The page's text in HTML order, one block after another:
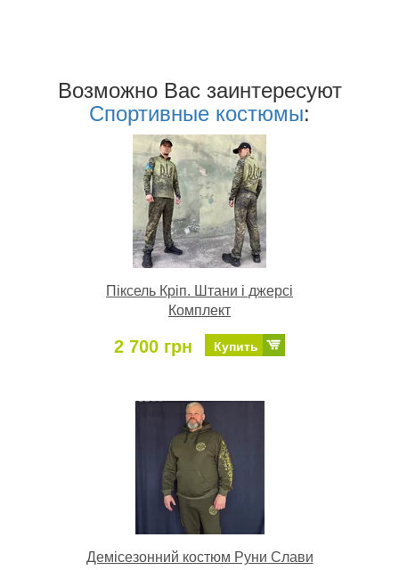
Возможно Ваc заинтересуют
Спортивные костюмы:
Піксель Кріп. Штани і джерсі
Комплект
2 700 грн Купить
Демісезонний костюм Руни Слави